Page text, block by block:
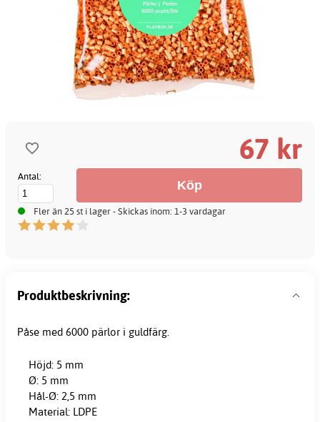
67 kr
Antal:
Fler än 25 st i lager - Skickas inom: 1-3 vardagar
Produktbeskrivning:
Påse med 6000 pärlor i guldfärg.
Höjd: 5 mm
Ø: 5 mm
Hål-Ø: 2,5 mm
Material: LDPE